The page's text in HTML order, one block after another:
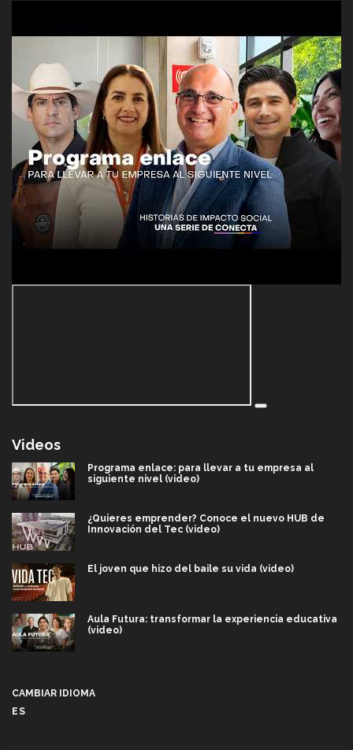
Videos
Programa enlace: para llevar a tu empresa al
siguiente nivel (video)
¿Quieres emprender? Conoce el nuevo HUB de
Innovación del Tec (video)
El joven que hizo del baile su vida (video)
Aula Futura: transformar la experiencia educativa
(video)
CAMBIAR IDIOMA
ES